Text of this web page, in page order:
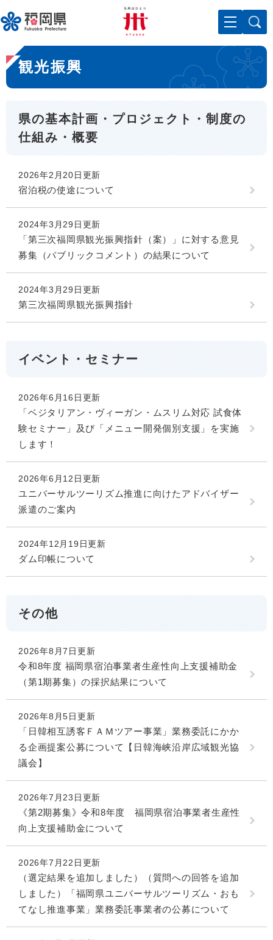
ー
ジ
先
頭
で
。
メニューを飛ばして本文へ
本
文
観光振興
県の基本計画・プロジェクト・制度の
仕組み・概要
2026年2月20日更新
宿泊税の使途について
2024年3月29日更新
「第三次福岡県観光振興指針（案）」に対する意見
募集（パブリックコメント）の結果について
2024年3月29日更新
第三次福岡県観光振興指針
イベント・セミナー
2026年6月16日更新
「ベジタリアン・ヴィーガン・ムスリム対応 試食体
験セミナー」及び「メニュー開発個別支援」を実施
します！
2026年6月12日更新
ユニバーサルツーリズム推進に向けたアドバイザー
派遣のご案内
2024年12月19日更新
ダム印帳について
その他
2026年8月7日更新
令和8年度 福岡県宿泊事業者生産性向上支援補助金
（第1期募集）の採択結果について
2026年8月5日更新
「日韓相互誘客ＦＡＭツアー事業」業務委託にかか
る企画提案公募について【日韓海峡沿岸広域観光協
議会】
2026年7月23日更新
《第2期募集》令和8年度 福岡県宿泊事業者生産性
向上支援補助金について
2026年7月22日更新
（選定結果を追加しました）（質問への回答を追加
しました）「福岡県ユニバーサルツーリズム・おも
てなし推進事業」業務委託事業者の公募について